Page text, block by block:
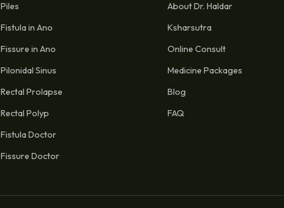
Piles
Fistula in Ano
Fissure in Ano
Pilonidal Sinus
Rectal Prolapse
Rectal Polyp
Fistula Doctor
Fissure Doctor
About Dr. Haldar
Ksharsutra
Online Consult
Medicine Packages
Blog
FAQ